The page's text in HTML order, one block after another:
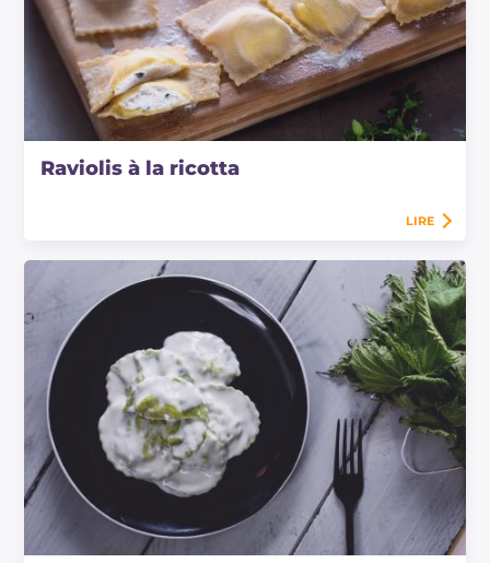
Raviolis à la ricotta
LIRE